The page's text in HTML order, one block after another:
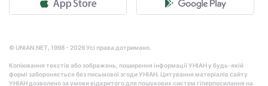
© UNIAN.NET, 1998 - 2026 Усі права дотримано.
Копіювання текстів або зображень, поширення інформації УНІАН у будь-якій
формі забороняється без письмової згоди УНІАН. Цитування матеріалів сайту
УНІАН дозволено за умови відкритого для пошукових систем гіперпосилання на